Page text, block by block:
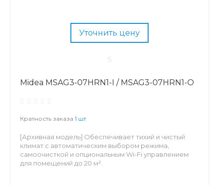
Уточнить цену
Midea MSAG3-07HRN1-I / MSAG3-07HRN1-O
Кратность заказа 1 шт
[Архивная модель] Обеспечивает тихий и чистый
климат с автоматическим выбором режима,
самоочисткой и опциональным Wi-Fi управлением
для помещений до 20 м².